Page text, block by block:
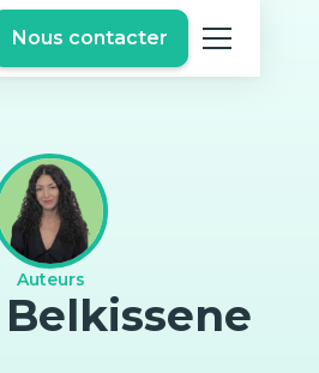
Nous contacter
Auteurs